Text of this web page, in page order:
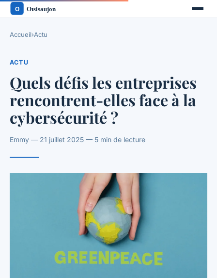
Accueil›Actu
ACTU
Quels défis les entreprises
rencontrent-elles face à la
cybersécurité ?
Emmy — 21 juillet 2025 — 5 min de lecture